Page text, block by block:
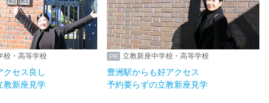
校・高等学校
クセス良し
教新座見学
立教新座中学校・高等学校
豊洲駅からも好アクセス
予約要らずの立教新座見学